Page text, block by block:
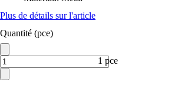
Plus de détails sur l'article
Quantité (pce)
1 pce